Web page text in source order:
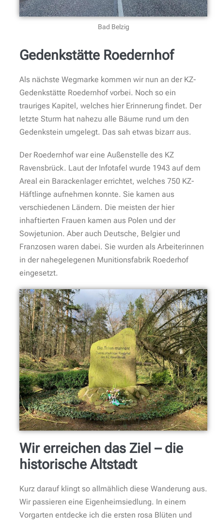
Bad Belzig
Gedenkstätte Roedernhof
Als nächste Wegmarke kommen wir nun an der KZ-
Gedenkstätte Roedernhof vorbei. Noch so ein
trauriges Kapitel, welches hier Erinnerung findet. Der
letzte Sturm hat nahezu alle Bäume rund um den
Gedenkstein umgelegt. Das sah etwas bizarr aus.
Der Roedernhof war eine Außenstelle des KZ
Ravensbrück. Laut der Infotafel wurde 1943 auf dem
Areal ein Barackenlager errichtet, welches 750 KZ-
Häftlinge aufnehmen konnte. Sie kamen aus
verschiedenen Ländern. Die meisten der hier
inhaftierten Frauen kamen aus Polen und der
Sowjetunion. Aber auch Deutsche, Belgier und
Franzosen waren dabei. Sie wurden als Arbeiterinnen
in der nahegelegenen Munitionsfabrik Roederhof
eingesetzt.
Wir erreichen das Ziel – die
historische Altstadt
Kurz darauf klingt so allmählich diese Wanderung aus.
Wir passieren eine Eigenheimsiedlung. In einem
Vorgarten entdecke ich die ersten rosa Blüten und